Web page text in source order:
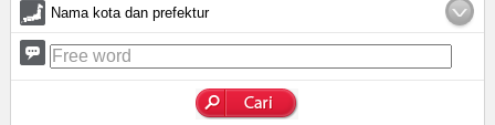
Nama kota dan prefektur